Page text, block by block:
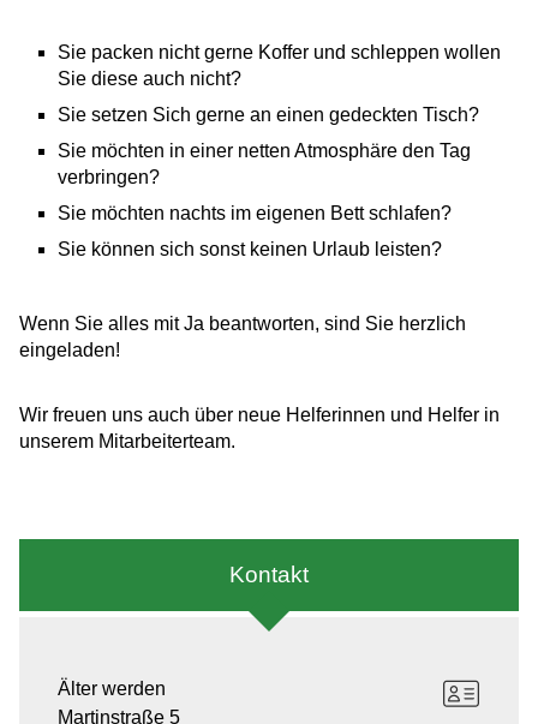
Sie packen nicht gerne Koffer und schleppen wollen
Sie diese auch nicht?
Sie setzen Sich gerne an einen gedeckten Tisch?
Sie möchten in einer netten Atmosphäre den Tag
verbringen?
Sie möchten nachts im eigenen Bett schlafen?
Sie können sich sonst keinen Urlaub leisten?
Wenn Sie alles mit Ja beantworten, sind Sie herzlich
eingeladen!
Wir freuen uns auch über neue Helferinnen und Helfer in
unserem Mitarbeiterteam.
Kontakt
Älter werden
Martinstraße 5